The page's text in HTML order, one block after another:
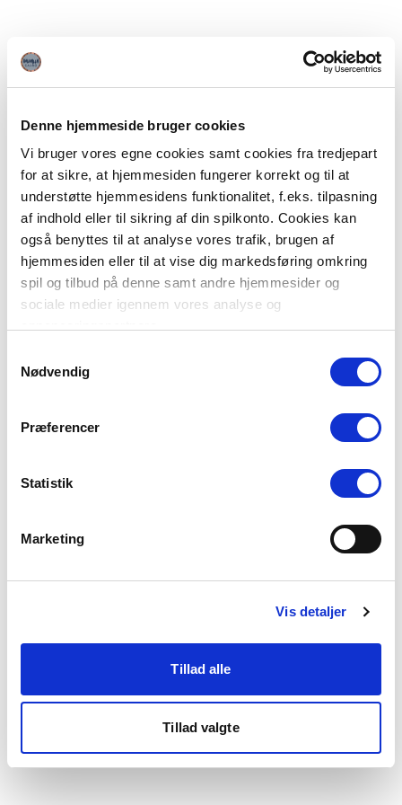
Denne hjemmeside bruger cookies
Vi bruger vores egne cookies samt cookies fra tredjepart
for at sikre, at hjemmesiden fungerer korrekt og til at
understøtte hjemmesidens funktionalitet, f.eks. tilpasning
af indhold eller til sikring af din spilkonto. Cookies kan
også benyttes til at analyse vores trafik, brugen af
hjemmesiden eller til at vise dig markedsføring omkring
spil og tilbud på denne samt andre hjemmesider og
sociale medier igennem vores analyse og
Du kan læse mere om vores brug af cookies under
"Detaljer" eller ved at klikke videre til vores Cookiepolitik,
Nødvendig
Præferencer
Statistik
Marketing
Vis detaljer
Tillad alle
Tillad valgte